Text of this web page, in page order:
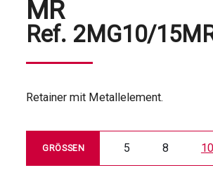
MR
Ref. 2MG10/
Retainer mit Metallelement.
GRÖSSEN 5 8 10